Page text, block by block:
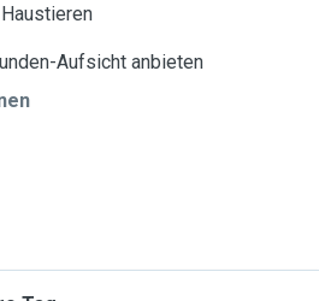
Aufsicht anbieten